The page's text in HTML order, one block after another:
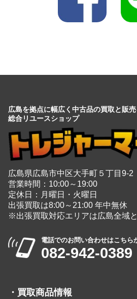
広島を拠点に幅広く中古品の買取と販
総合リユースショップ
広島県広島市中区大手町５丁目9-2
営業時間：10:00～19:00
定休日：月曜日・火曜日
出張買取は8:00～21:00 年中無休
※出張買取対応エリアは広島全域
電話でのお問い合わせはこちら
082-942-0389
・ 買取商品情報